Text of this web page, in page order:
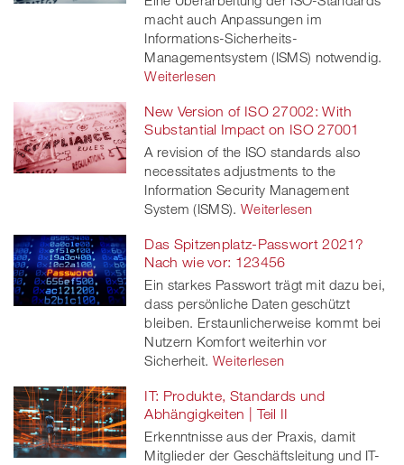
macht auch Anpassungen im
Informations-Sicherheits-
Managementsystem (ISMS) notwendig.
Weiterlesen
New Version of ISO 27002: With
Substantial Impact on ISO 27001
A revision of the ISO standards also
necessitates adjustments to the
Information Security Management
System (ISMS). Weiterlesen
Das Spitzenplatz-Passwort 2021?
Nach wie vor: 123456
Ein starkes Passwort trägt mit dazu bei,
dass persönliche Daten geschützt
bleiben. Erstaunlicherweise kommt bei
Nutzern Komfort weiterhin vor
Sicherheit. Weiterlesen
IT: Produkte, Standards und
Abhängigkeiten | Teil II
Erkenntnisse aus der Praxis, damit
Mitglieder der Geschäftsleitung und IT-